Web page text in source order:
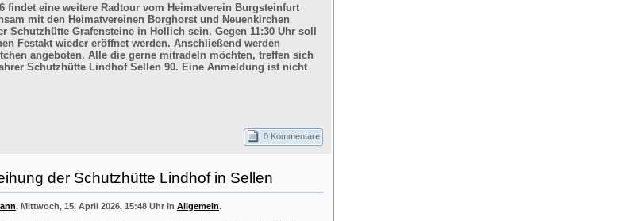
findet eine weitere Radtour vom Heimatverein Burgsteinfurt
mit den Heimatvereinen Borghorst und Neuenkirchen
Schutzhütte Grafensteine in Hollich sein. Gegen 11:30 Uhr soll
Festakt wieder eröffnet werden. Anschließend werden
angeboten. Alle die gerne mitradeln möchten, treffen sich
Schutzhütte Lindhof Sellen 90. Eine Anmeldung ist nicht
0 Kommentare
der Schutzhütte Lindhof in Sellen
, Mittwoch, 15. April 2026, 15:48 Uhr in Allgemein.